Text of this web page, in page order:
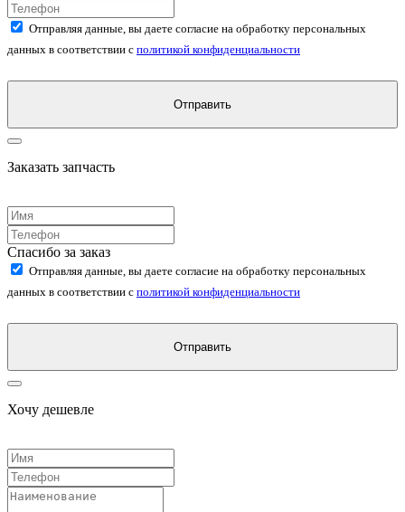
Отправляя данные, вы даете согласие на обработку персональных
данных в соответствии с политикой конфиденциальности
Отправить
Заказать запчасть
Спасибо за заказ
Отправляя данные, вы даете согласие на обработку персональных
данных в соответствии с политикой конфиденциальности
Отправить
Хочу дешевле